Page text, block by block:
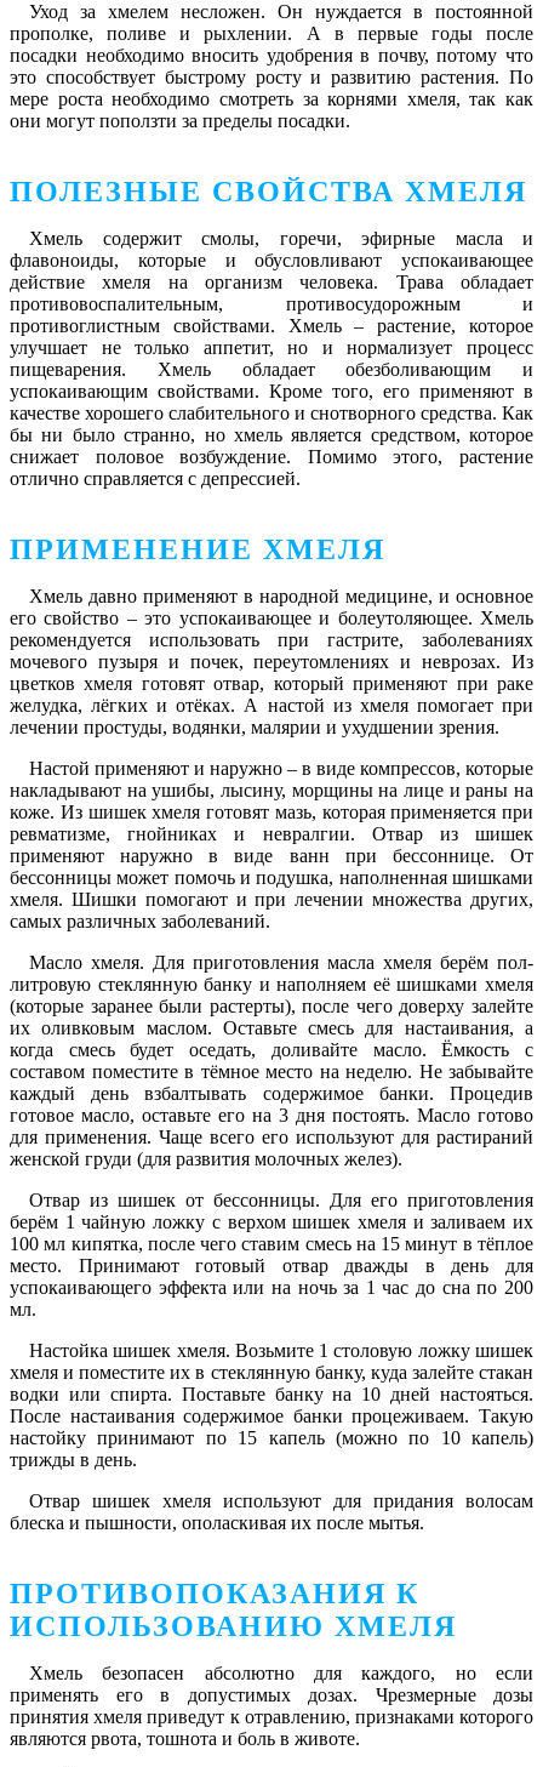
Уход за хмелем несложен. Он нуждается в постоянной
прополке, поливе и рыхлении. А в первые годы после
посадки необходимо вносить удобрения в почву, потому что
это способствует быстрому росту и развитию растения. По
мере роста необходимо смотреть за корнями хмеля, так как
они могут поползти за пределы посадки.
ПОЛЕЗНЫЕ СВОЙСТВА ХМЕЛЯ
Хмель содержит смолы, горечи, эфирные масла и
флавоноиды, которые и обусловливают успокаивающее
действие хмеля на организм человека. Трава обладает
противовоспалительным, противосудорожным и
противоглистным свойствами. Хмель – растение, которое
улучшает не только аппетит, но и нормализует процесс
пищеварения. Хмель обладает обезболивающим и
успокаивающим свойствами. Кроме того, его применяют в
качестве хорошего слабительного и снотворного средства. Как
бы ни было странно, но хмель является средством, которое
снижает половое возбуждение. Помимо этого, растение
отлично справляется с депрессией.
ПРИМЕНЕНИЕ ХМЕЛЯ
Хмель давно применяют в народной медицине, и основное
его свойство – это успокаивающее и болеутоляющее. Хмель
рекомендуется использовать при гастрите, заболеваниях
мочевого пузыря и почек, переутомлениях и неврозах. Из
цветков хмеля готовят отвар, который применяют при раке
желудка, лёгких и отёках. А настой из хмеля помогает при
лечении простуды, водянки, малярии и ухудшении зрения.
Настой применяют и наружно – в виде компрессов, которые
накладывают на ушибы, лысину, морщины на лице и раны на
коже. Из шишек хмеля готовят мазь, которая применяется при
ревматизме, гнойниках и невралгии. Отвар из шишек
применяют наружно в виде ванн при бессоннице. От
бессонницы может помочь и подушка, наполненная шишками
хмеля. Шишки помогают и при лечении множества других,
самых различных заболеваний.
Масло хмеля. Для приготовления масла хмеля берём пол-
литровую стеклянную банку и наполняем её шишками хмеля
(которые заранее были растерты), после чего доверху залейте
их оливковым маслом. Оставьте смесь для настаивания, а
когда смесь будет оседать, доливайте масло. Ёмкость с
составом поместите в тёмное место на неделю. Не забывайте
каждый день взбалтывать содержимое банки. Процедив
готовое масло, оставьте его на 3 дня постоять. Масло готово
для применения. Чаще всего его используют для растираний
женской груди (для развития молочных желез).
Отвар из шишек от бессонницы. Для его приготовления
берём 1 чайную ложку с верхом шишек хмеля и заливаем их
100 мл кипятка, после чего ставим смесь на 15 минут в тёплое
место. Принимают готовый отвар дважды в день для
успокаивающего эффекта или на ночь за 1 час до сна по 200
мл.
Настойка шишек хмеля. Возьмите 1 столовую ложку шишек
хмеля и поместите их в стеклянную банку, куда залейте стакан
водки или спирта. Поставьте банку на 10 дней настояться.
После настаивания содержимое банки процеживаем. Такую
настойку принимают по 15 капель (можно по 10 капель)
трижды в день.
Отвар шишек хмеля используют для придания волосам
блеска и пышности, ополаскивая их после мытья.
ПРОТИВОПОКАЗАНИЯ К
ИСПОЛЬЗОВАНИЮ ХМЕЛЯ
Хмель безопасен абсолютно для каждого, но если
применять его в допустимых дозах. Чрезмерные дозы
принятия хмеля приведут к отравлению, признаками которого
являются рвота, тошнота и боль в животе.